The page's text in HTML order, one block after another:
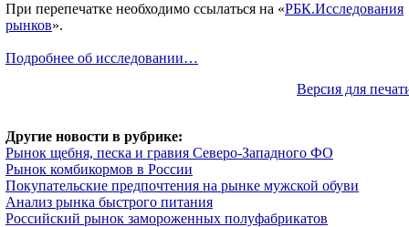
При перепечатке необходимо ссылаться на «РБК.Исследования
рынков».
Подробнее об исследовании…
Версия для
Другие новости в рубрике:
Рынок щебня, песка и гравия Северо-Западного ФО
Рынок комбикормов в России
Покупательские предпочтения на рынке мужской обуви
Анализ рынка быстрого питания
Российский рынок замороженных полуфабрикатов